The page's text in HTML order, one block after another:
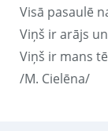
Visā pasaulē
Viņš ir arājs
Viņš ir mans
/M. Cielēna/